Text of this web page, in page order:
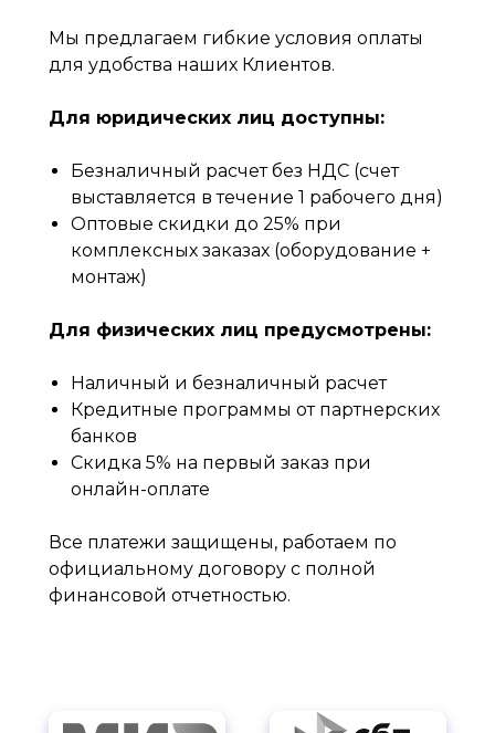
Мы предлагаем гибкие условия оплаты
для удобства наших Клиентов.
Для юридических лиц доступны:
Безналичный расчет без НДС (счет
выставляется в течение 1 рабочего дня)
Оптовые скидки до 25% при
комплексных заказах (оборудование +
монтаж)
Для физических лиц предусмотрены:
Наличный и безналичный расчет
Кредитные программы от партнерских
банков
Скидка 5% на первый заказ при
онлайн-оплате
Все платежи защищены, работаем по
официальному договору с полной
финансовой отчетностью.